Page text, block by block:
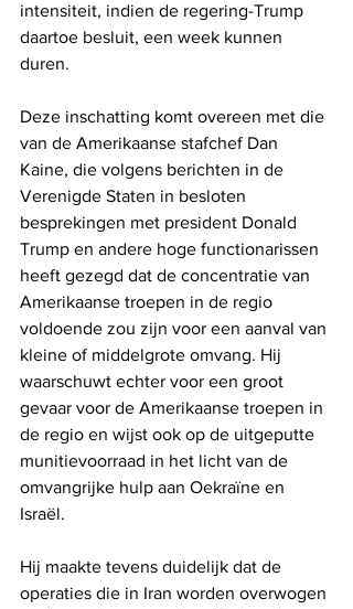
intensiteit, indien de regering-Trump
daartoe besluit, een week kunnen
duren.
Deze inschatting komt overeen met die
van de Amerikaanse stafchef Dan
Kaine, die volgens berichten in de
Verenigde Staten in besloten
besprekingen met president Donald
Trump en andere hoge functionarissen
heeft gezegd dat de concentratie van
Amerikaanse troepen in de regio
voldoende zou zijn voor een aanval van
kleine of middelgrote omvang. Hij
waarschuwt echter voor een groot
gevaar voor de Amerikaanse troepen in
de regio en wijst ook op de uitgeputte
munitievoorraad in het licht van de
omvangrijke hulp aan Oekraïne en
Israël.
Hij maakte tevens duidelijk dat de
operaties die in Iran worden overwogen